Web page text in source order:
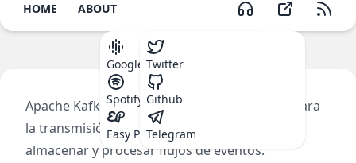
HOME ABOUT
Google Podcast
Spotify
Easy Podcast
Twitter
Github
Telegram
Apache Kafka es una plataforma distribuida para
la transmisión de datos que permite publicar,
almacenar y procesar flujos de eventos.